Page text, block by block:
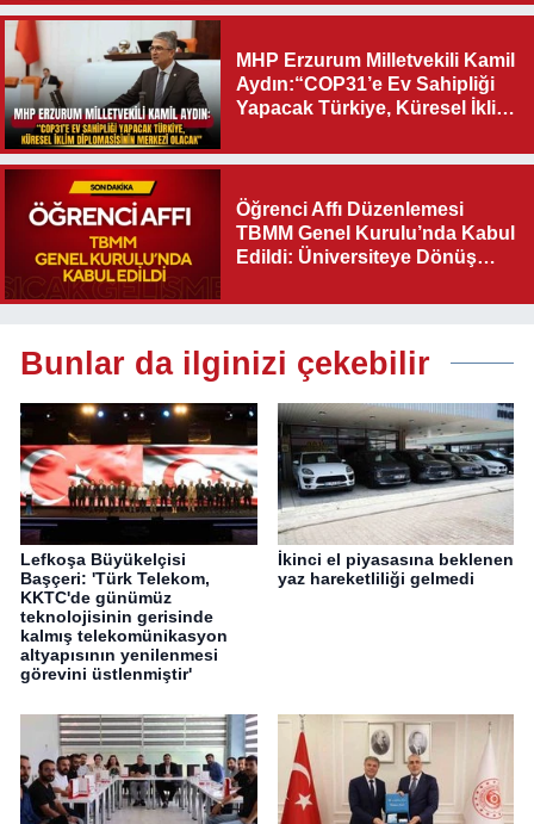
MHP Erzurum Milletvekili Kamil
Aydın:“COP31’e Ev Sahipliği
Yapacak Türkiye, Küresel İklim
Olacak"
Öğrenci Affı Düzenlemesi
TBMM Genel Kurulu’nda Kabul
Edildi: Üniversiteye Dönüş
Bunlar da ilginizi çekebilir
Lefkoşa Büyükelçisi
Başçeri: 'Türk Telekom,
KKTC'de günümüz
teknolojisinin gerisinde
kalmış telekomünikasyon
altyapısının yenilenmesi
görevini üstlenmiştir'
İkinci el piyasasına beklenen
yaz hareketliliği gelmedi